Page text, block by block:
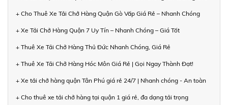
+ Cho Thuê Xe Tải Chở Hàng Quận Gò Vấp Giá Rẻ – Nhanh Chóng
+ Xe Tải Chở Hàng Quận 7 Uy Tín – Nhanh Chóng – Giá Tốt
+ Thuê Xe Tải Chở Hàng Thủ Đức Nhanh Chóng, Giá Rẻ
+ Thuê Xe Tải Chở Hàng Hóc Môn Giá Rẻ | Gọi Ngay Thành Đạt!
+ Xe tải chở hàng quận Tân Phú giá rẻ 24/7 | Nhanh chóng - An toàn
+ Cho thuê xe tải chở hàng tại quận 1 giá rẻ, đa dạng tải trọng